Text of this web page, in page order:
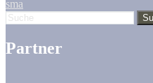
sma
Partner